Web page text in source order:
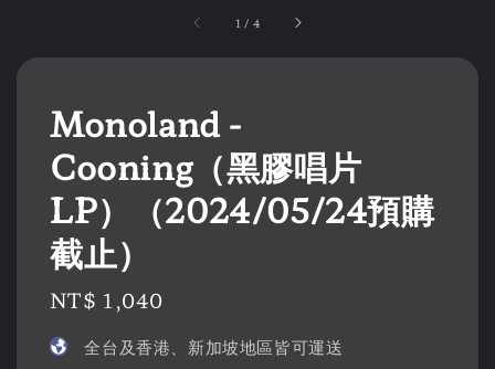
1 / 4
Monoland -
Cooning（黑膠唱片
LP）（2024/05/24預購
截止）
Regular
NT$ 1,040
全台及香港、新加坡地區皆可運送